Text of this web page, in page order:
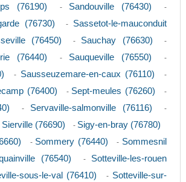
(76190)
- Sandouville (76430) -
(76730) - Sassetot-le-mauconduit
(76450) - Sauchay (76630) -
(76440) - Sauqueville (76550) -
- Sausseuzemare-en-caux (76110) -
(76400) - Sept-meules (76260) -
- Servaville-salmonville (76116) -
Sierville (76690) - Sigy-en-bray (76780)
- Sommery (76440) - Sommesnil
(76540) - Sotteville-les-rouen
sous-le-val (76410) - Sotteville-sur-